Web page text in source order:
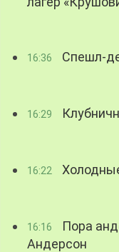
16:36 Спешл-
16:29
16:22
16:16
Пора
Андерсон